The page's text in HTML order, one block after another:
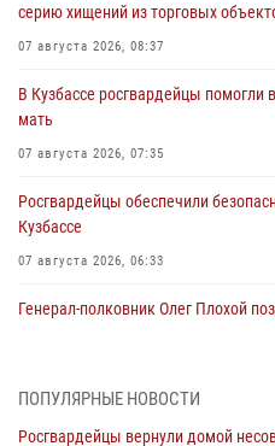
серию хищений из торговых
07 августа 2026, 08:37
В Кузбассе росгвардейцы
мать
07 августа 2026, 07:35
Росгвардейцы обеспечили
Кузбассе
07 августа 2026, 06:33
Генерал-полковник Олег Плохой
07 августа 2026, 05:32
С 1 сентября 2026 года вступает в
ПОПУЛЯРНЫЕ НОВОСТИ
Росгвардейцы вернули домой